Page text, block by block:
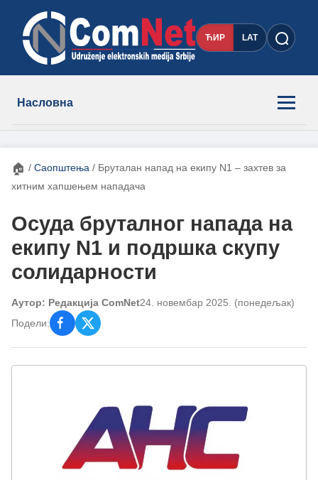
ЋИР LAT
Насловна
Новости
Чланови
О нама
Контакт
🏠 / Саопштења / Бруталан напад на екипу N1 – захтев за
хитним хапшењем нападача
Осуда бруталног напада на
екипу N1 и подршка скупу
солидарности
Аутор: Редакција ComNet24. новембар 2025. (понедељак)
Подели: